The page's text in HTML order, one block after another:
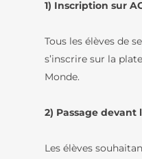
1) Inscription sur
Tous les élèves de
s’inscrire sur la
Monde.
2) Passage devant
Les élèves